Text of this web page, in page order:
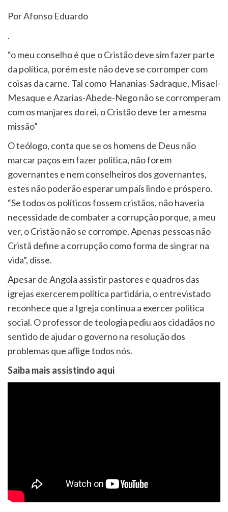
Por Afonso Eduardo
.
“o meu conselho é que o Cristão deve sim fazer parte
da política, porém este não deve se corromper com
coisas da carne. Tal como Hananias-Sadraque, Misael-
Mesaque e Azarias-Abede-Nego não se corromperam
com os manjares do rei, o Cristão deve ter a mesma
missão”
O teólogo, conta que se os homens de Deus não
marcar paços em fazer política, não forem
governantes e nem conselheiros dos governantes,
estes não poderão esperar um país lindo e próspero.
“Se todos os políticos fossem cristãos, não haveria
necessidade de combater a corrupção porque, a meu
ver, o Cristão não se corrompe. Apenas pessoas não
Cristã define a corrupção como forma de singrar na
vida”, disse.
Apesar de Angola assistir pastores e quadros das
igrejas exercerem política partidária, o entrevistado
reconhece que a Igreja continua a exercer política
social. O professor de teologia pediu aos cidadãos no
sentido de ajudar o governo na resolução dos
problemas que aflige todos nós.
Saiba mais assistindo aqui